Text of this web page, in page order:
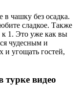
в чашку без осадка.
сладкое. Также
к 1. Это уже как вы
чудесным и
и угощать гостей,
турке видео